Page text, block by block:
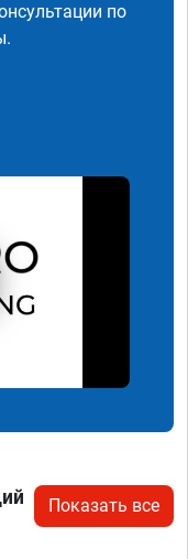
по
Показать все